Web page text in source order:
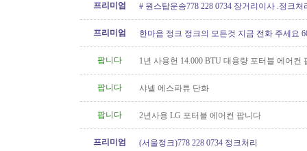
프리미엄
# 원스탑운송778 228 0734 장거리이사 .정크처
프리미엄 한마음 정크 정크의 모든것 지금 전화 주세요
팝니다 1년 사용헌 14.000 BTU 대용량 포터블 에어컨
팝니다 샤넬 에스파튜 단화
팝니다 2년사용 LG 포터블 에어컨 팝니다
프리미엄 (서울정크)778 228 0734 정크처리